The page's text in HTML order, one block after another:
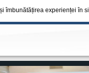
îmbunătățirea experienței